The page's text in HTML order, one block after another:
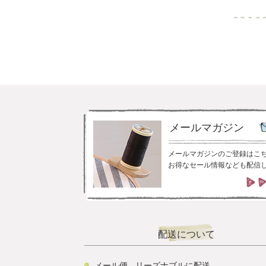
メールマガジン
メールマガジンのご登録はこ
お得なセール情報なども配信
配送について